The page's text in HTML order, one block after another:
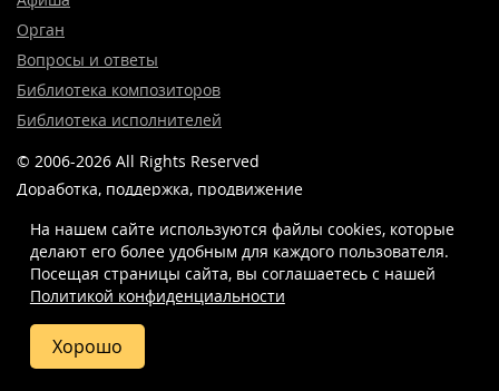
Орган
Вопросы и ответы
Библиотека композиторов
Библиотека исполнителей
© 2006-2026 All Rights Reserved
Доработка, поддержка, продвижение
8 (499) 923-22-78
info@belcantofund.com
На нашем сайте используются файлы cookies, которые
делают его более удобным для каждого пользователя.
Посещая страницы сайта, вы соглашаетесь c нашей
Политикой конфиденциальности
Хорошо